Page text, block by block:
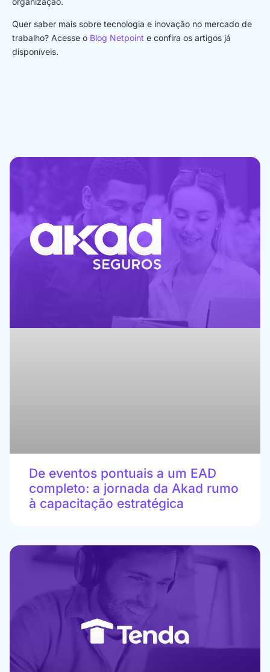
Quer saber mais sobre tecnologia e inovação no mercado de
trabalho? Acesse o Blog Netpoint e confira os artigos já
disponíveis.
De eventos pontuais a um EAD
completo: a jornada da Akad rumo
à capacitação estratégica